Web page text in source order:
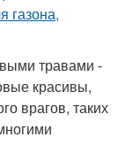
травами -
красивы,
врагов, таких